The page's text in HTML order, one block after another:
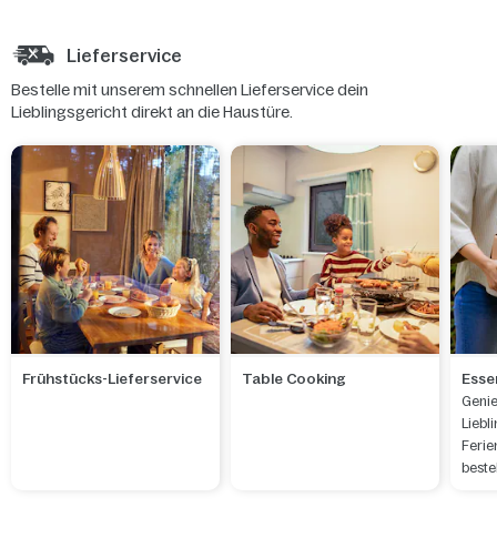
Lieferservice
Bestelle mit unserem schnellen Lieferservice dein
Lieblingsgericht direkt an die Haustüre.
Frühstücks-Lieferservice Table Cooking